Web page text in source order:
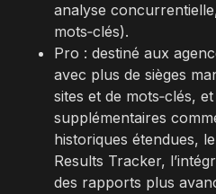
analyse
mots‑clés).​
Pro : destiné aux
avec plus de sièges
sites et de mots‑clés,
supplémentaires
historiques étendues,
Results Tracker,
des rapports plus